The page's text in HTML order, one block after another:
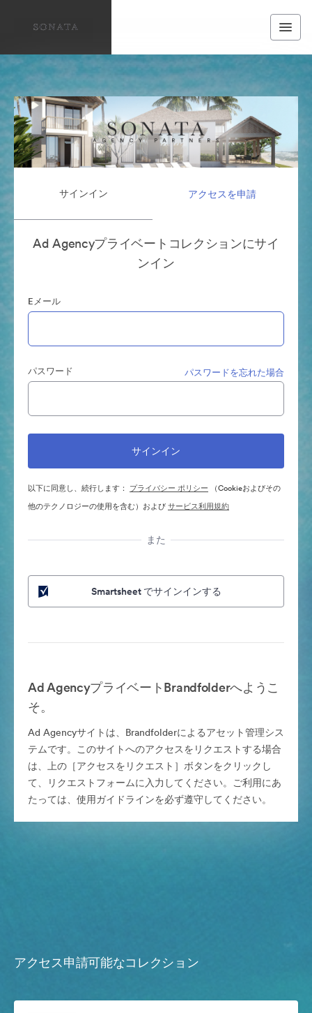
サインイン アクセスを申請
Ad Agencyプライベートコレクションにサイ
ンイン
Eメール
パスワード パスワードを忘れた場合
以下に同意し、続行します： プライバシー ポリシー （Cookieおよびその
他のテクノロジーの使用を含む）およびサービス利用規約
また
Smartsheet でサインインする
Ad AgencyプライベートBrandfolderへようこ
そ。
Ad Agencyサイトは、Brandfolderによるアセット管理シス
テムです。このサイトへのアクセスをリクエストする場合
は、上の［アクセスをリクエスト］ボタンをクリックし
て、リクエストフォームに入力してください。ご利用にあ
たっては、使用ガイドラインを必ず遵守してください。
アクセス申請可能なコレクション